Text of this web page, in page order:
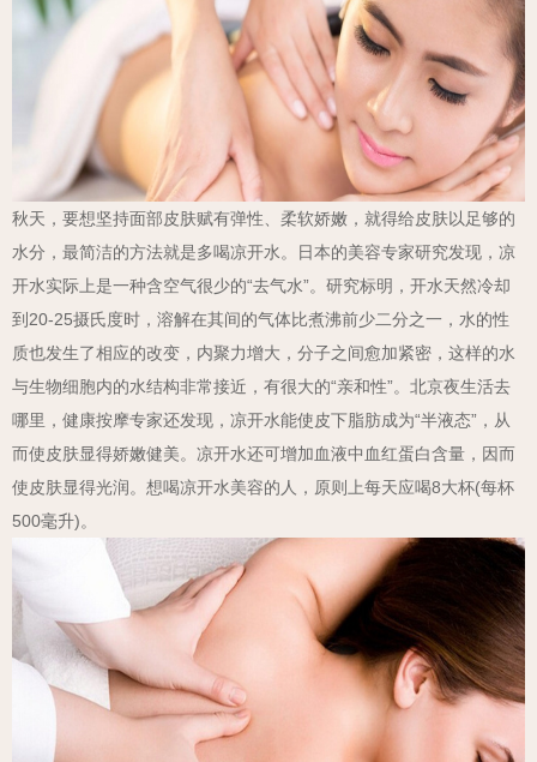
秋天，要想坚持面部皮肤赋有弹性、柔软娇嫩，就得给皮肤以足够的
水分，最简洁的方法就是多喝凉开水。日本的美容专家研究发现，凉
开水实际上是一种含空气很少的“去气水”。研究标明，开水天然冷却
到20-25摄氏度时，溶解在其间的气体比煮沸前少二分之一，水的性
质也发生了相应的改变，内聚力增大，分子之间愈加紧密，这样的水
与生物细胞内的水结构非常接近，有很大的“亲和性”。北京夜生活去
哪里，健康按摩专家还发现，凉开水能使皮下脂肪成为“半液态”，从
而使皮肤显得娇嫩健美。凉开水还可增加血液中血红蛋白含量，因而
使皮肤显得光润。想喝凉开水美容的人，原则上每天应喝8大杯(每杯
500毫升)。